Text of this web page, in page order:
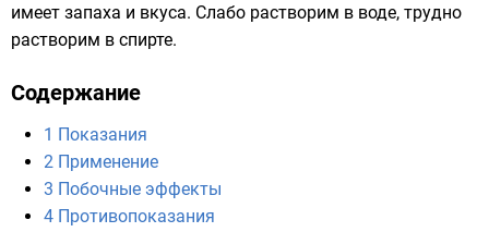
имеет запаха и вкуса. Слабо растворим в воде, трудно
растворим в спирте.
Содержание
1 Показания
2 Применение
3 Побочные эффекты
4 Противопоказания